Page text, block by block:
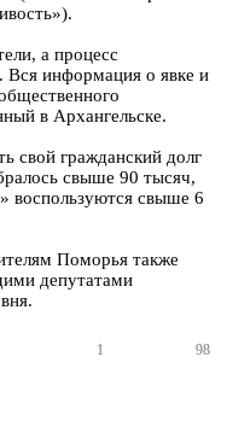
а процесс
информация о явке и
в Архангельске.
свой гражданский долг
свыше 90 тысяч,
воспользуются свыше 6
Поморья также
депутатами
1 98